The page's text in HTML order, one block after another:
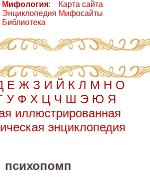
Мифология:
Энциклопедия
Библиотека
Карта сайта
Мифосайты
Е Ж З И Й К Л М Н О
У Ф Х Ц Ч Ш Э Ю Я
иллюстрированная
энциклопедия
психопомп